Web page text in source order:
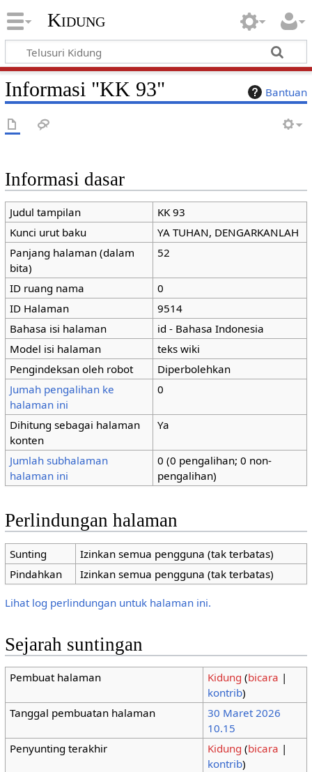
Kidung
Bantuan
Informasi "KK 93"
Informasi dasar
Judul tampilan
KK 93
Kunci urut baku
YA TUHAN, DENGARKANLAH
Panjang halaman (dalam
bita)
52
ID ruang nama
0
ID Halaman
9514
Bahasa isi halaman
id - Bahasa Indonesia
Model isi halaman
teks wiki
Pengindeksan oleh robot
Diperbolehkan
Jumah pengalihan ke
halaman ini
0
Dihitung sebagai halaman
konten
Ya
Jumlah subhalaman
halaman ini
0 (0 pengalihan; 0 non-
pengalihan)
Perlindungan halaman
Sunting
Izinkan semua pengguna (tak terbatas)
Pindahkan
Izinkan semua pengguna (tak terbatas)
Lihat log perlindungan untuk halaman ini.
Sejarah suntingan
Pembuat halaman Kidung (bicara |
kontrib)
Tanggal pembuatan halaman
30 Maret 2026
10.15
Penyunting terakhir
Kidung (bicara |
kontrib)